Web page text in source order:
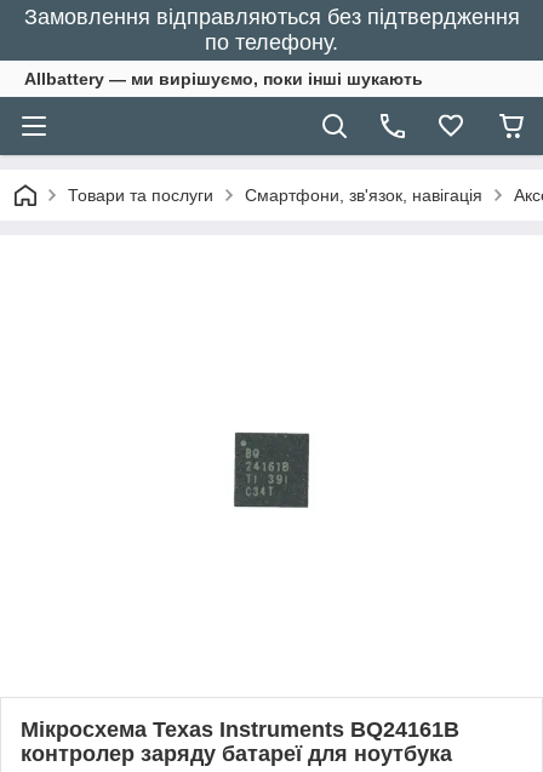
Замовлення відправляються без підтвердження
по телефону.
Allbattery — ми вирішуємо, поки інші шукають
Товари та послуги Смартфони, зв'язок, навігація
Мікросхема Texas Instruments BQ24161B
контролер заряду батареї для ноутбука